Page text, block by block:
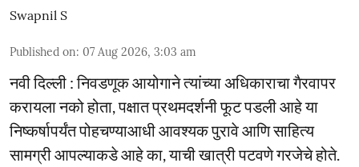
Swapnil S
Published on: 07 Aug 2026, 3:03 am
नवी दिल्ली : निवडणूक आयोगाने त्यांच्या अधिकाराचा गैरवापर
करायला नको होता, पक्षात प्रथमदर्शनी फूट पडली आहे या
निष्कर्षापर्यंत पोहचण्याआधी आवश्यक पुरावे आणि साहित्य
सामग्री आपल्याकडे आहे का, याची खात्री पटवणे गरजेचे होते.